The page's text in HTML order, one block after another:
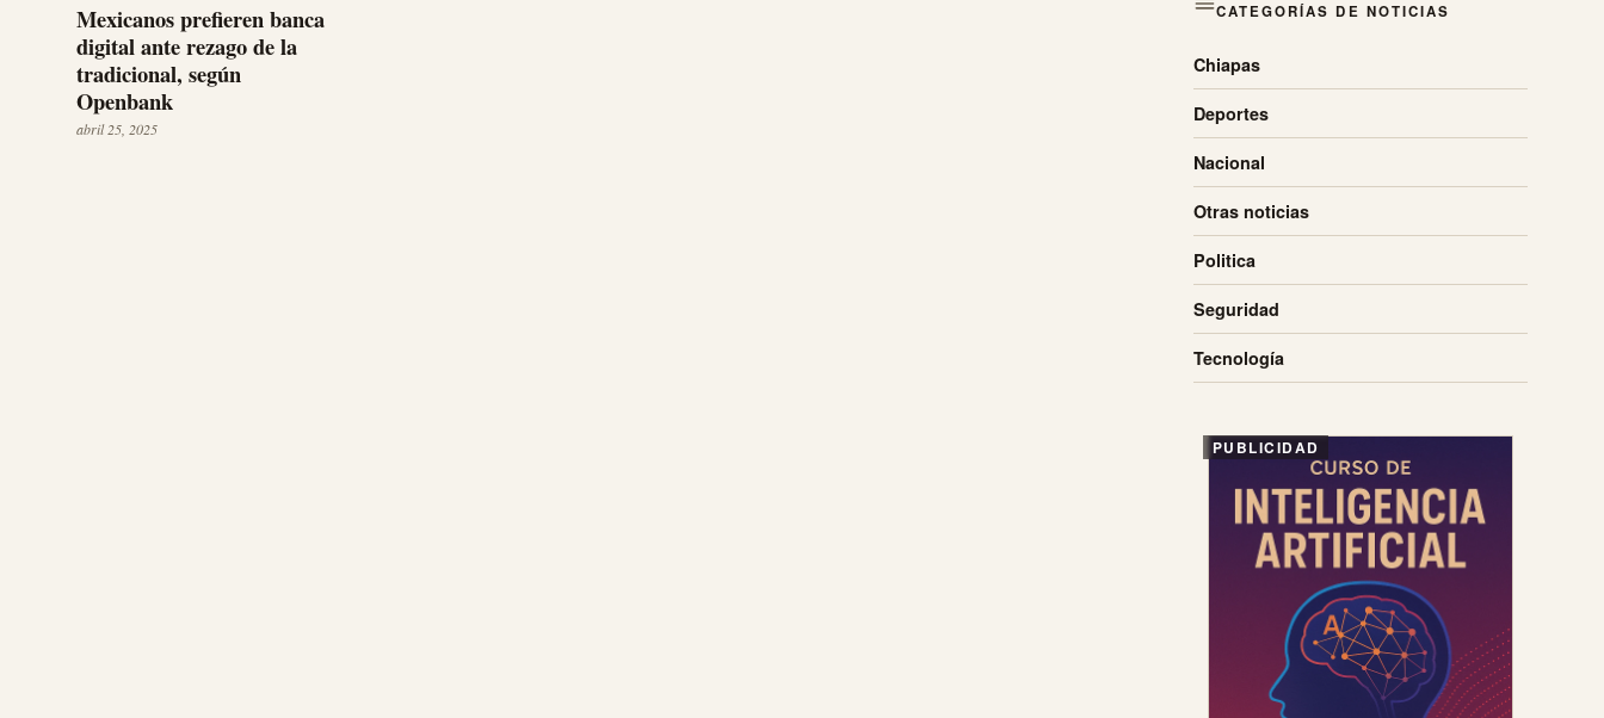
Mexicanos prefieren banca
digital ante rezago de la
tradicional, según
Openbank
abril 25, 2025
CATEGORÍAS DE NOTICIAS
Chiapas
Deportes
Nacional
Otras noticias
Politica
Seguridad
Tecnología
PUBLICIDAD